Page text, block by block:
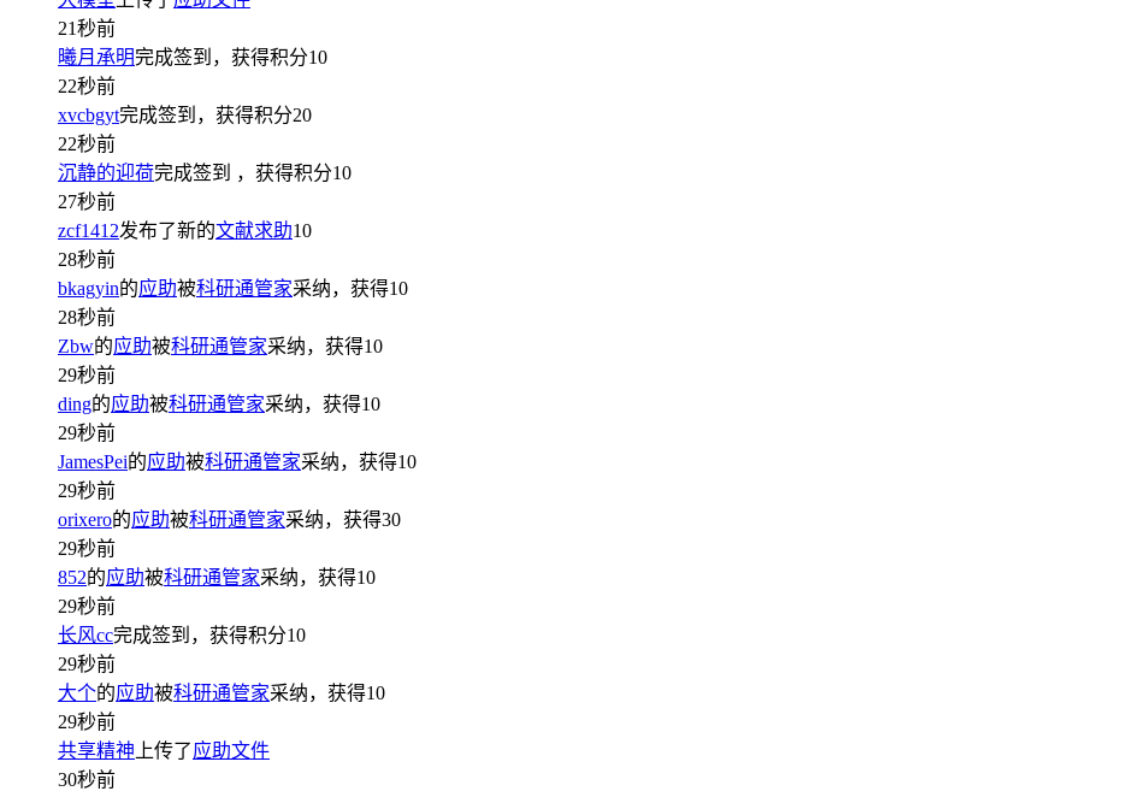
21秒前
曦月承明完成签到，获得积分10
22秒前
xvcbgyt完成签到，获得积分20
22秒前
沉静的迎荷完成签到 ，获得积分10
27秒前
zcf1412发布了新的文献求助10
28秒前
bkagyin的应助被科研通管家采纳，获得10
28秒前
Zbw的应助被科研通管家采纳，获得10
29秒前
ding的应助被科研通管家采纳，获得10
29秒前
JamesPei的应助被科研通管家采纳，获得10
29秒前
orixero的应助被科研通管家采纳，获得30
29秒前
852的应助被科研通管家采纳，获得10
29秒前
长风cc完成签到，获得积分10
29秒前
大个的应助被科研通管家采纳，获得10
29秒前
共享精神上传了 应助文件
30秒前